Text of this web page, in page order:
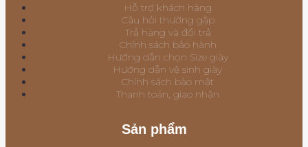
Hỗ trợ khách hàng
Câu hỏi thường gặp
Trả hàng và đổi trả
Chính sách bảo hành
Hướng dẫn chọn Size giày
Hướng dẫn vệ sinh giày
Chính sách bảo mật
Thanh toán, giao nhận
Sản phẩm